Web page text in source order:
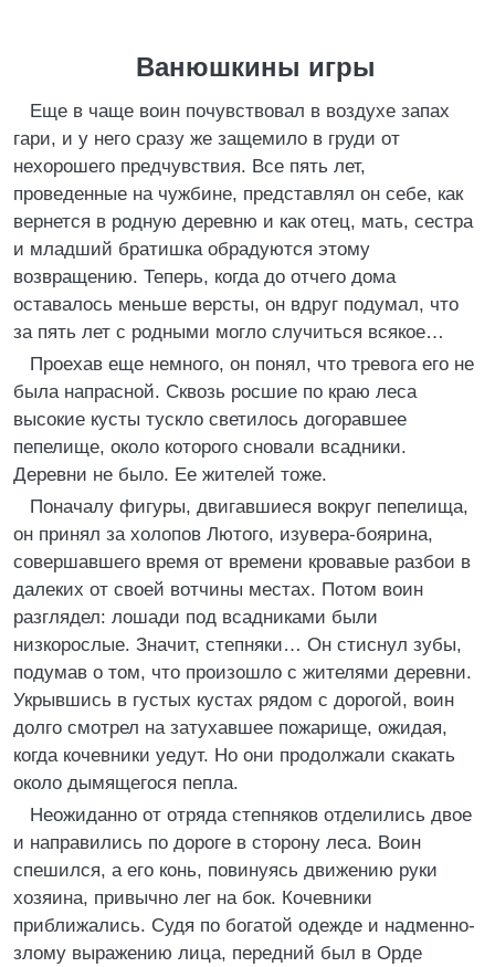
Ванюшкины игры
Еще в чаще воин почувствовал в воздухе запах
гари, и у него сразу же защемило в груди от
нехорошего предчувствия. Все пять лет,
проведенные на чужбине, представлял он себе, как
вернется в родную деревню и как отец, мать, сестра
и младший братишка обрадуются этому
возвращению. Теперь, когда до отчего дома
оставалось меньше версты, он вдруг подумал, что
за пять лет с родными могло случиться всякое…
Проехав еще немного, он понял, что тревога его не
была напрасной. Сквозь росшие по краю леса
высокие кусты тускло светилось догоравшее
пепелище, около которого сновали всадники.
Деревни не было. Ее жителей тоже.
Поначалу фигуры, двигавшиеся вокруг пепелища,
он принял за холопов Лютого, изувера-боярина,
совершавшего время от времени кровавые разбои в
далеких от своей вотчины местах. Потом воин
разглядел: лошади под всадниками были
низкорослые. Значит, степняки… Он стиснул зубы,
подумав о том, что произошло с жителями деревни.
Укрывшись в густых кустах рядом с дорогой, воин
долго смотрел на затухавшее пожарище, ожидая,
когда кочевники уедут. Но они продолжали скакать
около дымящегося пепла.
Неожиданно от отряда степняков отделились двое
и направились по дороге в сторону леса. Воин
спешился, а его конь, повинуясь движению руки
хозяина, привычно лег на бок. Кочевники
приближались. Судя по богатой одежде и надменно-
злому выражению лица, передний был в Орде